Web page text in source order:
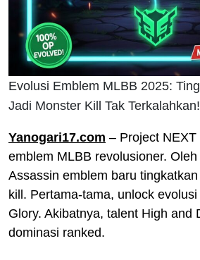
Evolusi Emblem MLBB 2025:
Jadi Monster Kill Tak Terkalahkan!
Yanogari17.com – Project
emblem MLBB revolusioner.
Assassin emblem baru
kill. Pertama-tama, unlock
Glory. Akibatnya, talent High and
dominasi ranked.